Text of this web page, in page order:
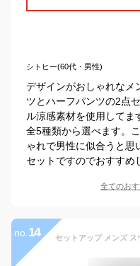
シトヒー(60代・男性)
デザインがおしゃれなメ
ツとハーフパンツの2点
ル涼感素材を使用してま
全5種類から選べます。
ゃれで男性に似合うと思
セットですのでおすすめ
全てのお
no. 14